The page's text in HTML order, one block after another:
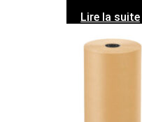
Lire la suite